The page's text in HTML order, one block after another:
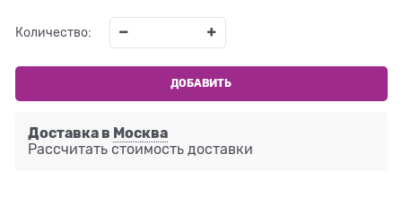
Количество:
ДОБАВИТЬ
Доставка в Москва
Рассчитать стоимость доставки